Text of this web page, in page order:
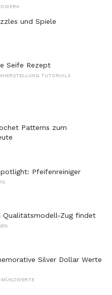
und Spiele
Seife Rezept
TUTORIALS
Patterns zum
Pfeifenreiniger
Qualitätsmodell-Zug findet
Silver Dollar Werte